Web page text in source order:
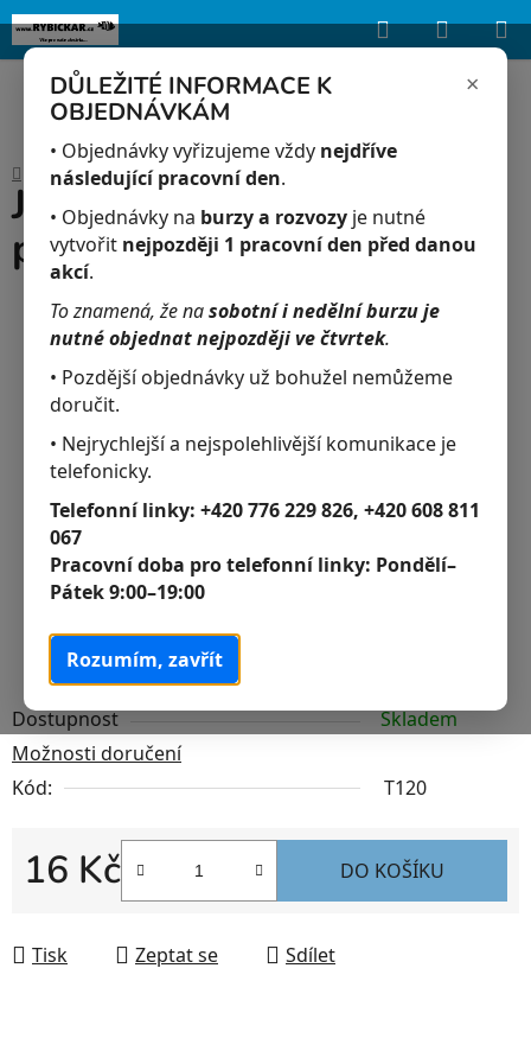
×
DŮLEŽITÉ INFORMACE K
OBJEDNÁVKÁM
• Objednávky vyřizujeme vždy nejdříve
následující pracovní den.
• Objednávky na burzy a rozvozy je nutné
vytvořit nejpozději 1 pracovní den před danou
akcí.
To znamená, že nasobotní i nedělní burzu je
nutné objednat nejpozději ve čtvrtek.
• Pozdější objednávky už bohužel nemůžeme
doručit.
• Nejrychlejší a nejspolehlivější komunikace je
telefonicky.
Telefonní linky: +420 776 229 826, +420 608 811
067
Pracovní doba pro telefonní linky: Pondělí–
Pátek 9:00–19:00
Rozumím, zavřít
Upozorňujeme, že uvedená skladová dostupnost je orientační a může se
lišit podle aktuálních objednávek a prodeje v reálném čase.
obsah
Hledat
KOŠÍK
DomůAkvaristika / JK-Vzd.kámen válec pr.26x48mm
Dostupnost
Skladem
Možnosti doručení
Kód:
T120
16 Kč
Měrná cena:
DO KOŠÍKU
Tisk Zeptat se Sdílet
JK-Vzd.kámen válec
pr.26x48mm